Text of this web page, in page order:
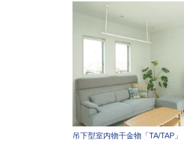
吊下型室内物干金物「TA/TAP」